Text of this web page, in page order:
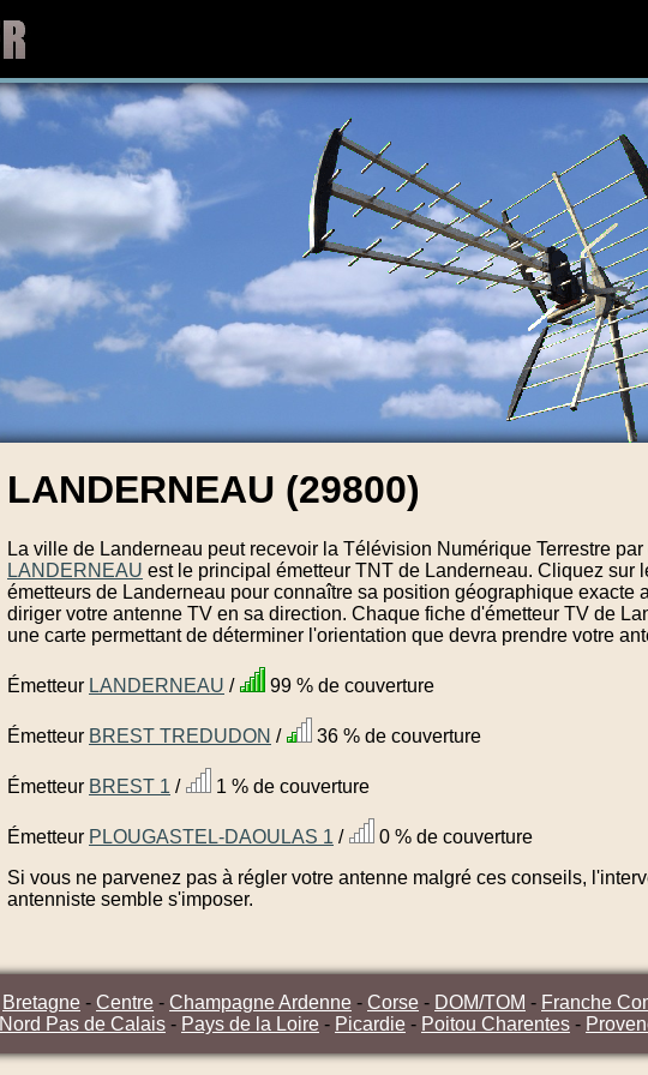
LANDERNEAU (29800)
La ville de Landerneau peut recevoir la Télévision Numérique Terrestre par
LANDERNEAU est le principal émetteur TNT de Landerneau. Cliquez sur
émetteurs de Landerneau pour connaître sa position géographique exacte
diriger votre antenne TV en sa direction. Chaque fiche d'émetteur TV de
une carte permettant de déterminer l'orientation que devra prendre votre
Émetteur LANDERNEAU / 99 % de couverture
Émetteur BREST TREDUDON / 36 % de couverture
Émetteur BREST 1 / 1 % de couverture
Émetteur PLOUGASTEL-DAOULAS 1 /
0 % de couverture
Si vous ne parvenez pas à régler votre antenne malgré ces conseils,
antenniste semble s'imposer.
Bretagne - Centre - Champagne Ardenne - Corse - DOM/TOM - Franche
Nord Pas de Calais - Pays de la Loire - Picardie - Poitou Charentes -